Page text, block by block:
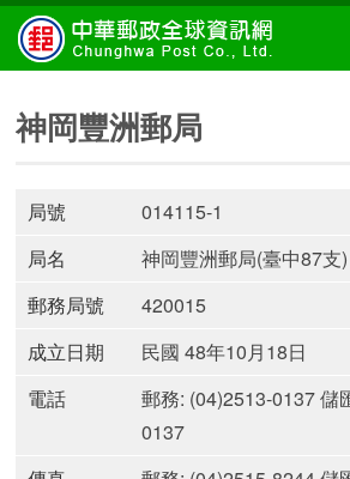
神岡豐洲郵局
局號
014115-1
局名
神岡豐洲郵局(臺中87支)
郵務局號
420015
成立日期
民國 48年10月18日
電話
郵務: (04)2513-0137 儲
0137